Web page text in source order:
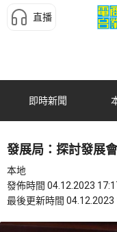
直播
即時新聞
發展局：探討發展
本地
發佈時間 04.12.2023
最後更新時間 04.12.2023